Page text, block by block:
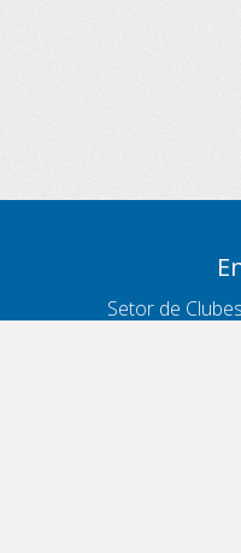
Setor de